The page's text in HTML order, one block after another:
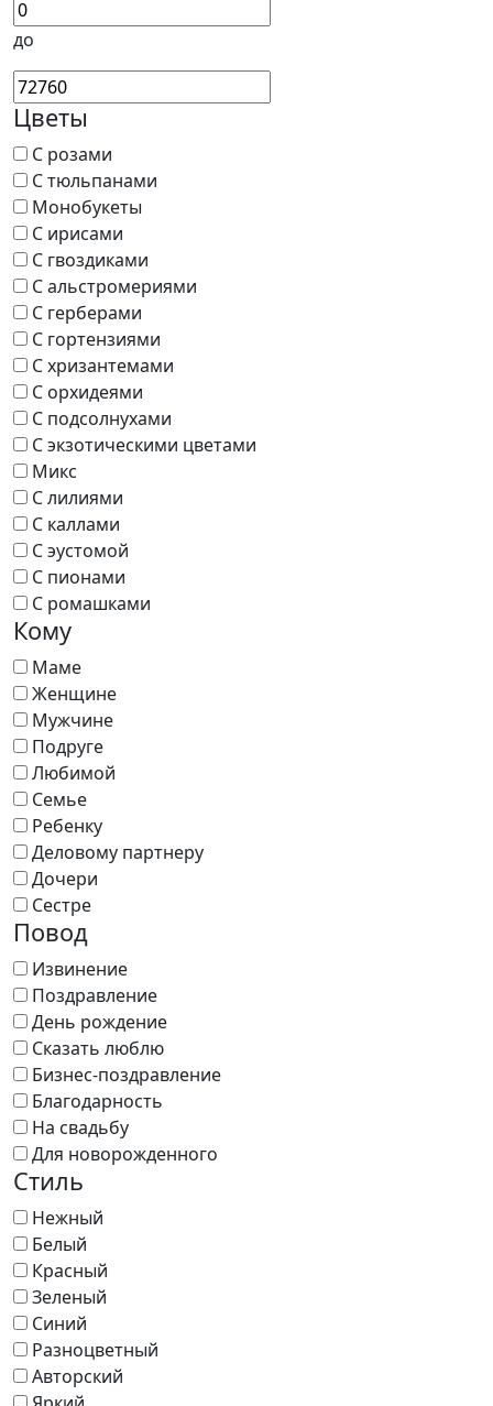
до
Цветы
С розами
С тюльпанами
Монобукеты
С ирисами
С гвоздиками
С альстромериями
С герберами
С гортензиями
С хризантемами
С орхидеями
С подсолнухами
С экзотическими цветами
Микс
С лилиями
С каллами
С эустомой
С пионами
С ромашками
Кому
Маме
Женщине
Мужчине
Подруге
Любимой
Семье
Ребенку
Деловому партнеру
Дочери
Сестре
Повод
Извинение
Поздравление
День рождение
Сказать люблю
Бизнес-поздравление
Благодарность
На свадьбу
Для новорожденного
Стиль
Нежный
Белый
Красный
Зеленый
Синий
Разноцветный
Авторский